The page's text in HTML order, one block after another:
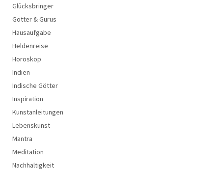
Glücksbringer
Götter & Gurus
Hausaufgabe
Heldenreise
Horoskop
Indien
Indische Götter
Inspiration
Kunstanleitungen
Lebenskunst
Mantra
Meditation
Nachhaltigkeit